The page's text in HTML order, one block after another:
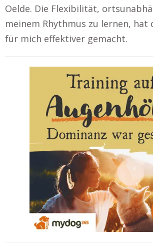
Oelde. Die Flexibilität,
meinem Rhythmus zu lernen, hat
für mich effektiver gemacht.